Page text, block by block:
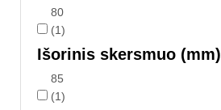
80
(1)
Išorinis skersmuo (mm)
85
(1)